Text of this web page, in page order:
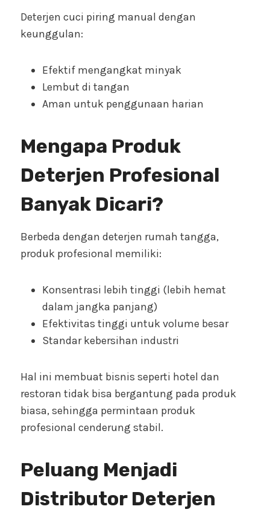
Deterjen cuci piring manual dengan
keunggulan:
Efektif mengangkat minyak
Lembut di tangan
Aman untuk penggunaan harian
Mengapa Produk
Deterjen Profesional
Banyak Dicari?
Berbeda dengan deterjen rumah tangga,
produk profesional memiliki:
Konsentrasi lebih tinggi (lebih hemat
dalam jangka panjang)
Efektivitas tinggi untuk volume besar
Standar kebersihan industri
Hal ini membuat bisnis seperti hotel dan
restoran tidak bisa bergantung pada produk
biasa, sehingga permintaan produk
profesional cenderung stabil.
Peluang Menjadi
Distributor Deterjen